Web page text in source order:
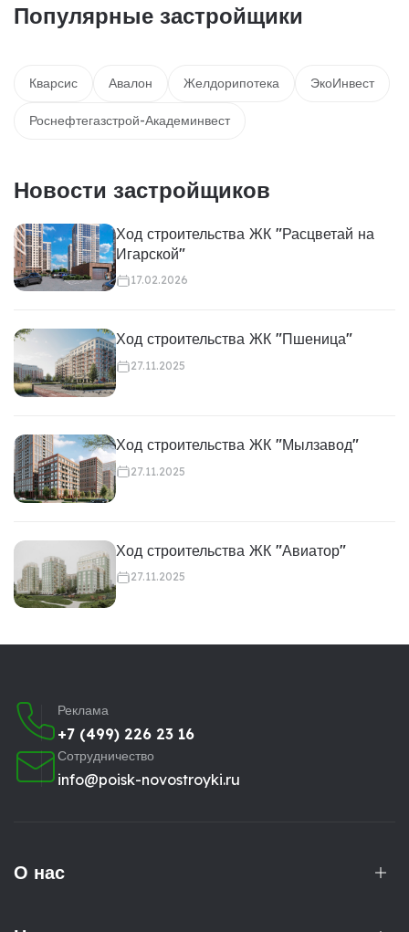
Популярные застройщики
Кварсис Авалон Желдорипотека ЭкоИнвест
Роснефтегазстрой-Академинвест
Новости застройщиков
Ход строительства ЖК "Расцветай на
Игарской"
17.02.2026
Ход строительства ЖК "Пшеница"
27.11.2025
Ход строительства ЖК "Мылзавод"
27.11.2025
Ход строительства ЖК "Авиатор"
27.11.2025
Реклама
+7 (499) 226 23 16
Сотрудничество
info@poisk-novostroyki.ru
О нас